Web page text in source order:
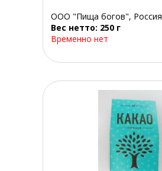
ООО "Пища богов", Россия
Вес нетто: 250 г
Временно нет